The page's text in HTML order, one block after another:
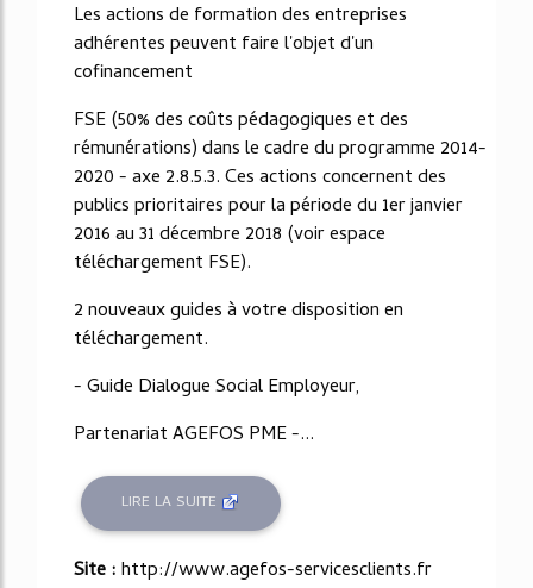
Les actions de formation des entreprises
adhérentes peuvent faire l'objet d'un
cofinancement
FSE (50% des coûts pédagogiques et des
rémunérations) dans le cadre du programme 2014-
2020 - axe 2.8.5.3. Ces actions concernent des
publics prioritaires pour la période du 1er janvier
2016 au 31 décembre 2018 (voir espace
téléchargement FSE).
2 nouveaux guides à votre disposition en
téléchargement.
- Guide Dialogue Social Employeur,
Partenariat AGEFOS PME -...
LIRE LA SUITE
Site :http://www.agefos-servicesclients.fr